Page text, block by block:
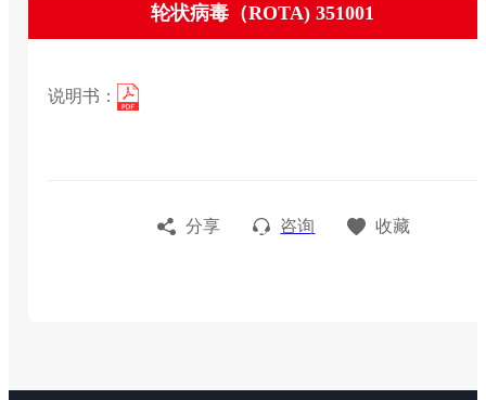
轮状病毒（ROTA) 351001
说明书：
分享 咨询 收藏